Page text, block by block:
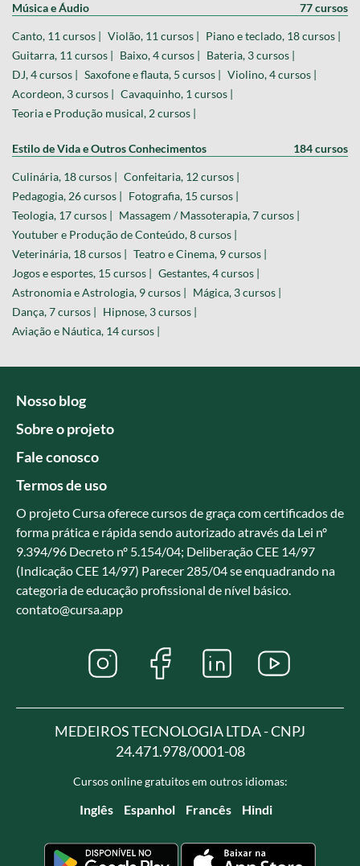
Música e Áudio 77 cursos
Canto, 11 cursos | Violão, 11 cursos | Piano e teclado, 18 cursos |
Guitarra, 11 cursos | Baixo, 4 cursos | Bateria, 3 cursos |
DJ, 4 cursos | Saxofone e flauta, 5 cursos | Violino, 4 cursos |
Acordeon, 3 cursos | Cavaquinho, 1 cursos |
Teoria e Produção musical, 2 cursos |
Estilo de Vida e Outros Conhecimentos 184 cursos
Culinária, 18 cursos | Confeitaria, 12 cursos |
Pedagogia, 26 cursos | Fotografia, 15 cursos |
Teologia, 17 cursos | Massagem / Massoterapia, 7 cursos |
Youtuber e Produção de Conteúdo, 8 cursos |
Veterinária, 18 cursos | Teatro e Cinema, 9 cursos |
Jogos e esportes, 15 cursos | Gestantes, 4 cursos |
Astronomia e Astrologia, 9 cursos | Mágica, 3 cursos |
Dança, 7 cursos | Hipnose, 3 cursos |
Aviação e Náutica, 14 cursos |
Nosso blog
Sobre o projeto
Fale conosco
Termos de uso
O projeto Cursa oferece cursos de graça com certificados de
forma prática e rápida sendo autorizado através da Lei nº
9.394/96 Decreto nº 5.154/04; Deliberação CEE 14/97
(Indicação CEE 14/97) Parecer 285/04 se enquadrando na
categoria de educação profissional de nível básico.
contato@cursa.app
MEDEIROS TECNOLOGIA LTDA - CNPJ
24.471.978/0001-08
Cursos online gratuitos em outros idiomas:
Inglês Espanhol Francês Hindi